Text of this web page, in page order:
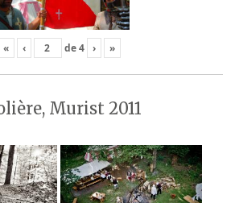
« ‹ de4 › »
Murist 2011